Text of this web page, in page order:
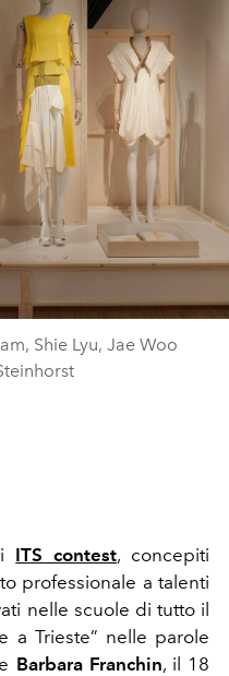
Shie Lyu, Jae Woo
ITS contest, concepiti
professionale a talenti
nelle scuole di tutto il
a Trieste” nelle parole
Barbara Franchin, il 18